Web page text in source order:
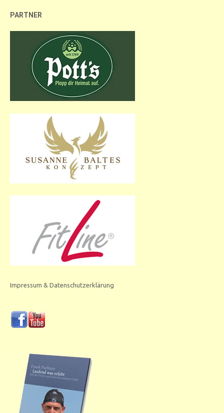
PARTNER
Impressum & Datenschutzerklärung